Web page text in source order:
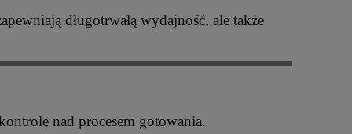
długotrwałą wydajność, ale także
nad procesem gotowania.